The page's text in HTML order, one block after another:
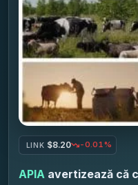
LINK $8.20 -0.01%
APIA avertizează că